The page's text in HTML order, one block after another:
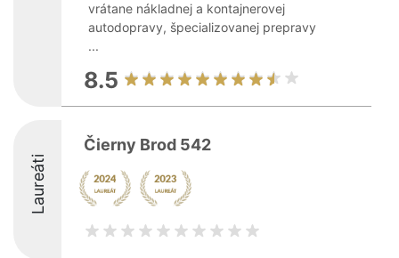
vrátane nákladnej a kontajnerovej
autodopravy, špecializovanej prepravy
...
8.5
Laureáti
Čierny Brod 542